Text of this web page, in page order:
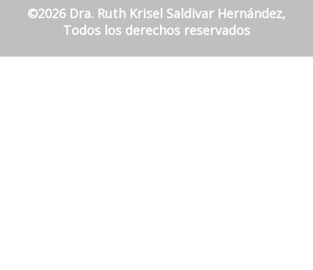
©2026 Dra. Ruth Krisel Saldivar Hernández,
Todos los derechos reservados